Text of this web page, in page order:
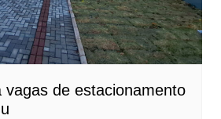
vagas de estacionamento